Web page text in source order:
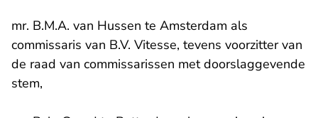
mr. B.M.A. van Hussen te Amsterdam als
commissaris van B.V. Vitesse, tevens voorzitter van
de raad van commissarissen met doorslaggevende
stem,